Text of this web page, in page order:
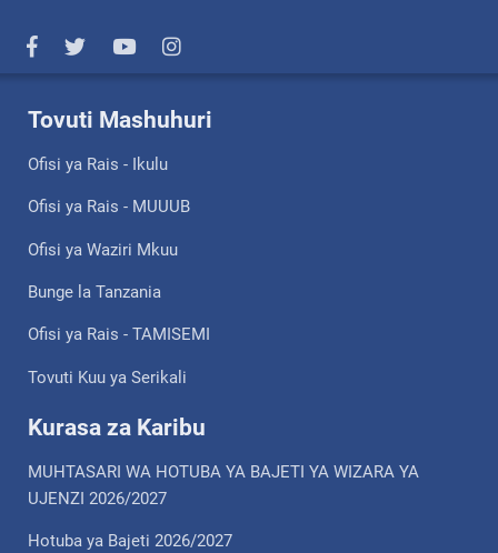
Tovuti Mashuhuri
Ofisi ya Rais - Ikulu
Ofisi ya Rais - MUUUB
Ofisi ya Waziri Mkuu
Bunge la Tanzania
Ofisi ya Rais - TAMISEMI
Tovuti Kuu ya Serikali
Kurasa za Karibu
MUHTASARI WA HOTUBA YA BAJETI YA WIZARA YA
UJENZI 2026/2027
Hotuba ya Bajeti 2026/2027